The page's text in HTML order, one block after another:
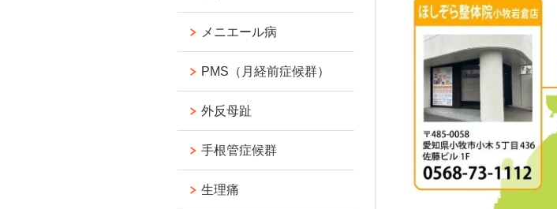
メニエール病
PMS（月経前症候群）
外反母趾
手根管症候群
生理痛